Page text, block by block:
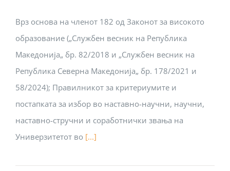
Врз основа на членот 182 од Законот за високото
образование („Службен весник на Република
Македонија„ бр. 82/2018 и „Службен весник на
Република Северна Македонија„ бр. 178/2021 и
58/2024); Правилникот за критериумите и
постапката за избор во наставно-научни, научни,
наставно-стручни и соработнички звања на
Универзитетот во [...]